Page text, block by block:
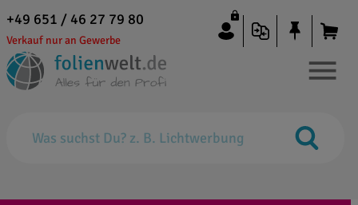
+49 651 / 46 27 79 80
Verkauf nur an Gewerbe